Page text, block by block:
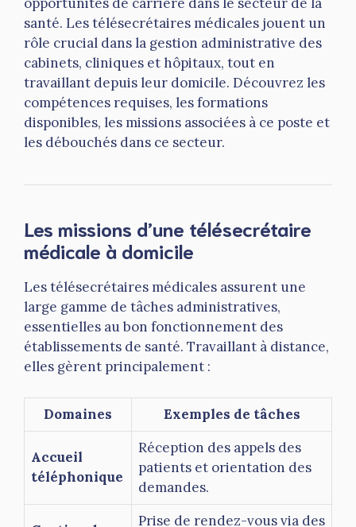
santé. Les télésecrétaires médicales jouent un
rôle crucial dans la gestion administrative des
cabinets, cliniques et hôpitaux, tout en
travaillant depuis leur domicile. Découvrez les
compétences requises, les formations
disponibles, les missions associées à ce poste et
les débouchés dans ce secteur.
Les missions d’une télésecrétaire
médicale à domicile
Les télésecrétaires médicales assurent une
large gamme de tâches administratives,
essentielles au bon fonctionnement des
établissements de santé. Travaillant à distance,
elles gèrent principalement :
Domaines Exemples de tâches
Accueil
téléphonique
Réception des appels des
patients et orientation des
demandes.
Prise de rendez-vous via des